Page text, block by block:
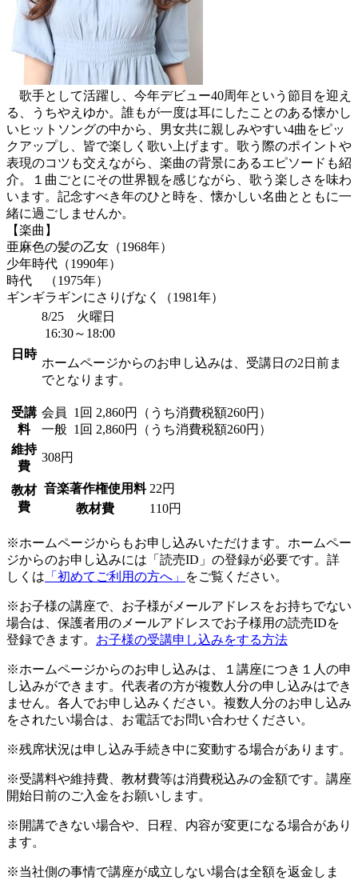
歌手として活躍し、今年デビュー40周年という節目を迎え
る、うちやえゆか。誰もが一度は耳にしたことのある懐かし
いヒットソングの中から、男女共に親しみやすい4曲をピッ
クアップし、皆で楽しく歌い上げます。歌う際のポイントや
表現のコツも交えながら、楽曲の背景にあるエピソードも紹
介。１曲ごとにその世界観を感じながら、歌う楽しさを味わ
います。記念すべき年のひと時を、懐かしい名曲とともに一
緒に過ごしませんか。
【楽曲】
亜麻色の髪の乙女（1968年）
少年時代（1990年）
時代 （1975年）
ギンギラギンにさりげなく（1981年）
日時
8/25 火曜日
16:30～18:00
ホームページからのお申し込みは、受講日の2日前ま
でとなります。
受講
料
会員
1回 2,860円（うち消費税額260円）
一般 1回 2,860円（うち消費税額260円）
維持
費
308円
教材
費
音楽著作権使用料 22円
教材費
110円
※ホームページからもお申し込みいただけます。ホームペー
ジからのお申し込みには「読売ID」の登録が必要です。詳
しくは 「初めてご利用の方へ」 をご覧ください。
※お子様の講座で、お子様がメールアドレスをお持ちでない
場合は、保護者用のメールアドレスでお子様用の読売IDを
登録できます。 お子様の受講申し込みをする方法
※ホームページからのお申し込みは、１講座につき１人の申
し込みができます。代表者の方が複数人分の申し込みはでき
ません。各人でお申し込みください。複数人分のお申し込み
をされたい場合は、お電話でお問い合わせください。
※残席状況は申し込み手続き中に変動する場合があります。
※受講料や維持費、教材費等は消費税込みの金額です。講座
開始日前のご入金をお願いします。
※開講できない場合や、日程、内容が変更になる場合があり
ます。
※当社側の事情で講座が成立しない場合は全額を返金しま